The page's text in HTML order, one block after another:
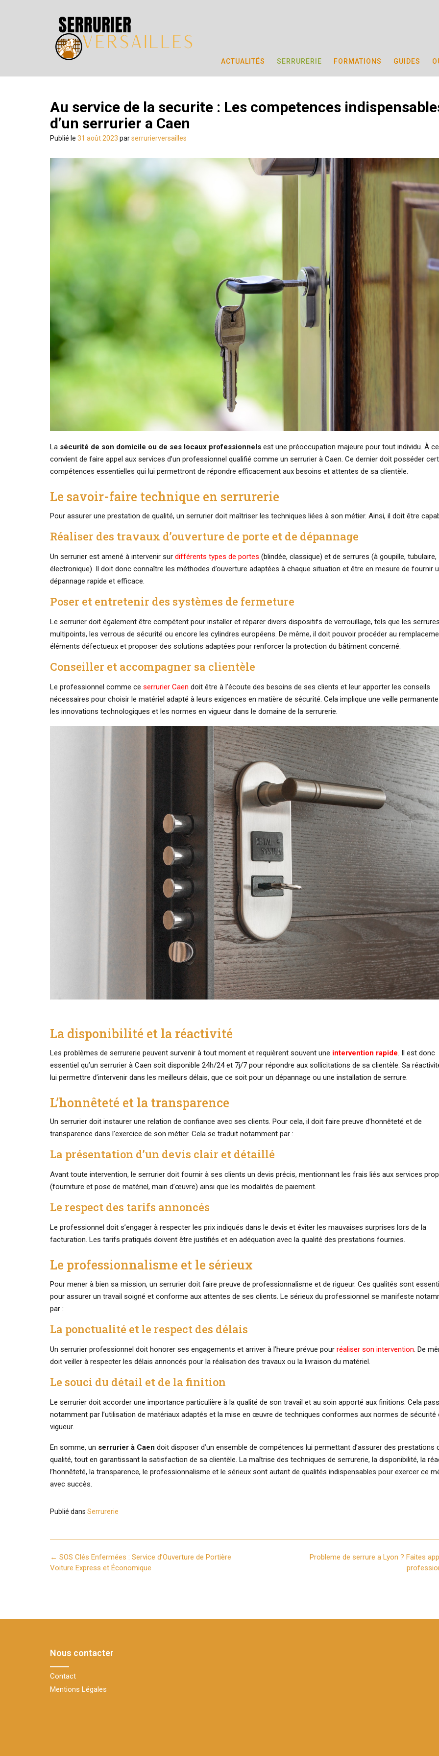
ACTUALITÉS SERRURERIE FORMATIONS GUIDES
Au service de la securite : Les competences
d’un serrurier a Caen
Publié le 31 août 2023 parserrurierversailles
La sécurité de son domicile ou de ses locaux professionnels est une préoccupation majeure pour tout individu. À
convient de faire appel aux services d’un professionnel qualifié comme un serrurier à Caen. Ce dernier doit posséder
compétences essentielles qui lui permettront de répondre efficacement aux besoins et attentes de sa clientèle.
Le savoir-faire technique en serrurerie
Pour assurer une prestation de qualité, un serrurier doit maîtriser les techniques liées à son métier. Ainsi, il doit être
Réaliser des travaux d’ouverture de porte et de dépannage
Un serrurier est amené à intervenir sur différents types de portes (blindée, classique) et de serrures (à goupille, tubulaire,
électronique). Il doit donc connaître les méthodes d’ouverture adaptées à chaque situation et être en mesure de fournir
dépannage rapide et efficace.
Poser et entretenir des systèmes de fermeture
Le serrurier doit également être compétent pour installer et réparer divers dispositifs de verrouillage, tels que les
multipoints, les verrous de sécurité ou encore les cylindres européens. De même, il doit pouvoir procéder au
éléments défectueux et proposer des solutions adaptées pour renforcer la protection du bâtiment concerné.
Conseiller et accompagner sa clientèle
Le professionnel comme ce serrurier Caen doit être à l’écoute des besoins de ses clients et leur apporter les conseils
nécessaires pour choisir le matériel adapté à leurs exigences en matière de sécurité. Cela implique une veille
les innovations technologiques et les normes en vigueur dans le domaine de la serrurerie.
La disponibilité et la réactivité
Les problèmes de serrurerie peuvent survenir à tout moment et requièrent souvent une intervention rapide . Il est donc
essentiel qu’un serrurier à Caen soit disponible 24h/24 et 7j/7 pour répondre aux sollicitations de sa clientèle. Sa
lui permettre d’intervenir dans les meilleurs délais, que ce soit pour un dépannage ou une installation de serrure.
L’honnêteté et la transparence
Un serrurier doit instaurer une relation de confiance avec ses clients. Pour cela, il doit faire preuve d’honnêteté et de
transparence dans l’exercice de son métier. Cela se traduit notamment par :
La présentation d’un devis clair et détaillé
Avant toute intervention, le serrurier doit fournir à ses clients un devis précis, mentionnant les frais liés aux services
(fourniture et pose de matériel, main d’œuvre) ainsi que les modalités de paiement.
Le respect des tarifs annoncés
Le professionnel doit s’engager à respecter les prix indiqués dans le devis et éviter les mauvaises surprises lors de la
facturation. Les tarifs pratiqués doivent être justifiés et en adéquation avec la qualité des prestations fournies.
Le professionnalisme et le sérieux
Pour mener à bien sa mission, un serrurier doit faire preuve de professionnalisme et de rigueur. Ces qualités sont
pour assurer un travail soigné et conforme aux attentes de ses clients. Le sérieux du professionnel se manifeste
par :
La ponctualité et le respect des délais
Un serrurier professionnel doit honorer ses engagements et arriver à l’heure prévue pour réaliser son intervention. De
doit veiller à respecter les délais annoncés pour la réalisation des travaux ou la livraison du matériel.
Le souci du détail et de la finition
Le serrurier doit accorder une importance particulière à la qualité de son travail et au soin apporté aux finitions. Cela
notamment par l’utilisation de matériaux adaptés et la mise en œuvre de techniques conformes aux normes de sécurité
vigueur.
En somme, un serrurier à Caen doit disposer d’un ensemble de compétences lui permettant d’assurer des prestations
qualité, tout en garantissant la satisfaction de sa clientèle. La maîtrise des techniques de serrurerie, la disponibilité, la
l’honnêteté, la transparence, le professionnalisme et le sérieux sont autant de qualités indispensables pour exercer ce
avec succès.
Publié dans Serrurerie
Post
navigation
Probleme de serrure a Lyon ? Faites
← SOS Clés Enfermées : Service d’Ouverture de Portière
Voiture Express et Économique
Nous contacter
Contact
Mentions Légales